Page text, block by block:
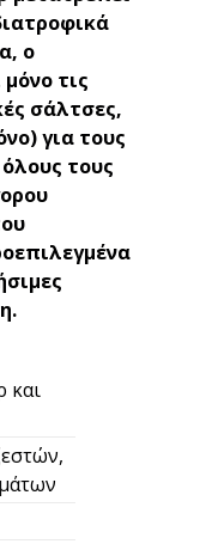
ο
τις
σάλτσες,
για τους
τους
και